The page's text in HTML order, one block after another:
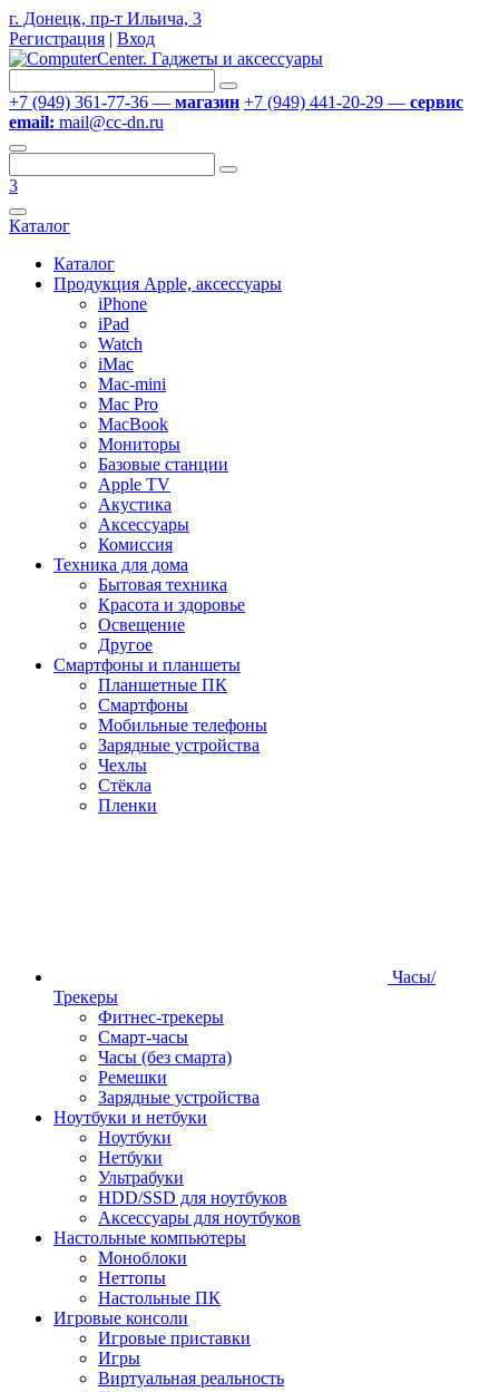
г. Донецк, пр-т Ильича, 3
Регистрация | Вход
+7 (949) 361-77-36 — магазин +7 (949) 441-20-29 — сервис
email: mail@cc-dn.ru
3
Каталог
Каталог
Продукция Apple, аксессуары
iPhone
iPad
Watch
iMac
Mac-mini
Mac Pro
MacBook
Мониторы
Базовые станции
Apple TV
Акустика
Аксессуары
Комиссия
Техника для дома
Бытовая техника
Красота и здоровье
Освещение
Другое
Смартфоны и планшеты
Планшетные ПК
Смартфоны
Мобильные телефоны
Зарядные устройства
Чехлы
Стёкла
Пленки
Часы/
Трекеры
Фитнес-трекеры
Смарт-часы
Часы (без смарта)
Ремешки
Зарядные устройства
Ноутбуки и нетбуки
Ноутбуки
Нетбуки
Ультрабуки
HDD/SSD для ноутбуков
Аксессуары для ноутбуков
Настольные компьютеры
Моноблоки
Неттопы
Настольные ПК
Игровые консоли
Игровые приставки
Игры
Виртуальная реальность